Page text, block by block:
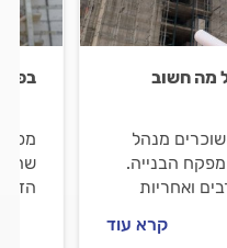
מה חשוב
מנהל
הבנייה.
ואחריות
פיקוח הבנייה
קרא עוד